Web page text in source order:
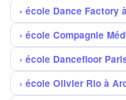
école Dance Factory
école Compagnie
école Dancefloor
école Olivier Rio à